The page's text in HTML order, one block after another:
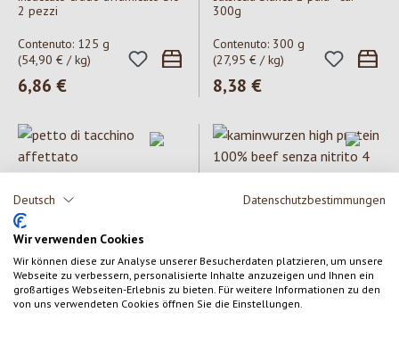
Deutsch Datenschutzbestimmungen
Wir verwenden Cookies
Wir können diese zur Analyse unserer Besucherdaten platzieren, um unsere
Webseite zu verbessern, personalisierte Inhalte anzuzeigen und Ihnen ein
großartiges Webseiten-Erlebnis zu bieten. Für weitere Informationen zu den
von uns verwendeten Cookies öffnen Sie die Einstellungen.
2 pezzi
Contenuto: 125 g
(54,90 € / kg)
Prezzo normale:
6,86 €
300g
Contenuto: 300 g
(27,95 € / kg)
Prezzo normale:
8,38 €
CosìBio
petto di tacchino affettato
Galloni
kaminwurzen high protein
100% beef senza nitrito 4
pezzi